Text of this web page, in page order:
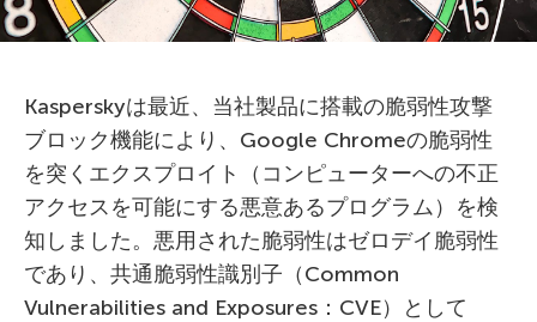
Kasperskyは最近、当社製品に搭載の脆弱性攻撃
ブロック機能により、Google Chromeの脆弱性
を突くエクスプロイト（コンピューターへの不正
アクセスを可能にする悪意あるプログラム）を検
知しました。悪用された脆弱性はゼロデイ脆弱性
であり、共通脆弱性識別子（Common
Vulnerabilities and Exposures：CVE）として